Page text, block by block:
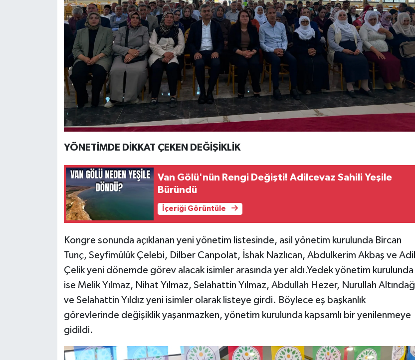
YÖNETİMDE DİKKAT ÇEKEN DEĞİŞİKLİK
Van Gölü'nün Rengi Değişti! Adilcevaz Sahili Yeşile
Büründü
İçeriği Görüntüle
Kongre sonunda açıklanan yeni yönetim listesinde, asil yönetim kurulunda Bircan
Tunç, Seyfimülük Çelebi, Dilber Canpolat, İshak Nazlıcan, Abdulkerim Akbaş ve Adil
Çelik yeni dönemde görev alacak isimler arasında yer aldı.Yedek yönetim kurulunda
ise Melik Yılmaz, Nihat Yılmaz, Selahattin Yılmaz, Abdullah Hezer, Nurullah Altındağ
ve Selahattin Yıldız yeni isimler olarak listeye girdi. Böylece eş başkanlık
görevlerinde değişiklik yaşanmazken, yönetim kurulunda kapsamlı bir yenilenmeye
gidildi.